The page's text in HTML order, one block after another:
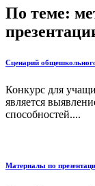
По теме:
Сценарий
Конкурс для
является
способностей....
Материалы по